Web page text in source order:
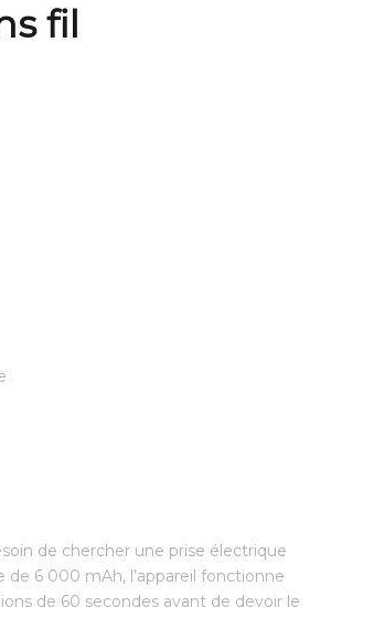
fil
de chercher une prise électrique
de 6 000 mAh, l’appareil fonctionne
de 60 secondes avant de devoir le